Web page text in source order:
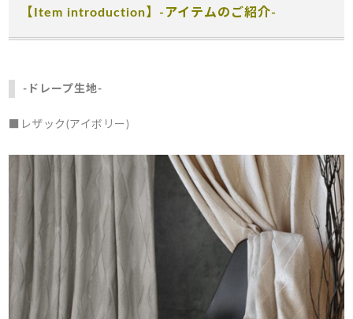
【Item introduction】-アイテムのご紹介-
-ドレープ生地-
■レザック(アイボリー)